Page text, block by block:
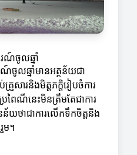
រណ៍ចូលឆ្នាំ
រណ៍ចូលឆ្នាំមានអត្ថន័យជា
សារនិងមិត្តភក្តិរៀបចំការ
ប្រពៃណីនេះមិនត្រឹមតែជាការ
ន័យថាជាការលើកទឹកចិត្តនិង
ម។